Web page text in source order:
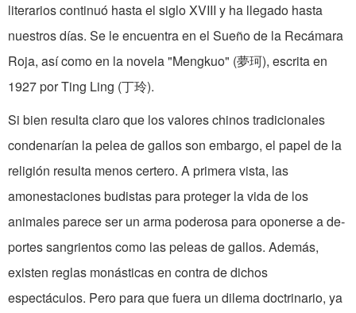
literarios continuó hasta el siglo XVIII y ha llegado hasta
nuestros días. Se le encuentra en el Sueño de la Recámara
Roja, así como en la novela "Mengkuo" (夢珂), escrita en
1927 por Ting Ling (丁玲).
Si bien resulta claro que los valores chinos tradicionales
condenarían la pelea de gallos son embargo, el papel de la
re­ligión resulta menos certero. A primera vista, las
amonestaciones budistas para proteger la vida de los
animales parece ser un arma poderosa para oponerse a de­
portes sangrientos como las peleas de gallos. Además,
existen reglas monás­ticas en contra de dichos
espectáculos. Pero para que fuera un dilema doctrina­rio, ya